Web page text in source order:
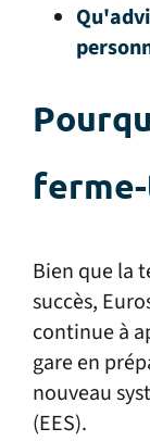
Bien que la
succès,
continue à
gare en
nouveau
(EES).